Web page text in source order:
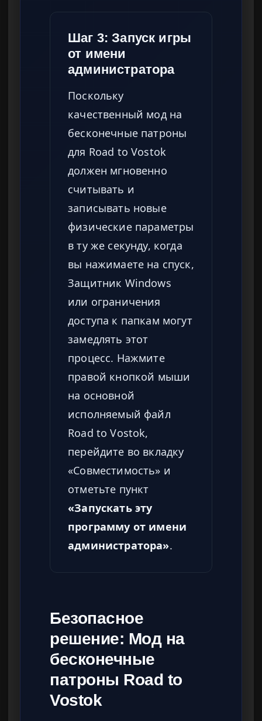
Шаг 3: Запуск игры
от имени
администратора
Поскольку
качественный мод на
бесконечные патроны
для Road to Vostok
должен мгновенно
считывать и
записывать новые
физические параметры
в ту же секунду, когда
вы нажимаете на спуск,
Защитник Windows
или ограничения
доступа к папкам могут
замедлять этот
процесс. Нажмите
правой кнопкой мыши
на основной
исполняемый файл
Road to Vostok,
перейдите во вкладку
«Совместимость» и
отметьте пункт
«Запускать эту
программу от имени
администратора».
Безопасное
решение: Мод на
бесконечные
патроны Road to
Vostok